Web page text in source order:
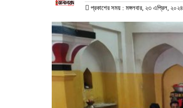
প্রকাশের সময় : মঙ্গলবার, ২৩ এপ্রিল, ২০২৪